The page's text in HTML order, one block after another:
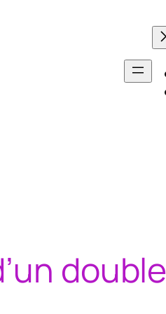
double